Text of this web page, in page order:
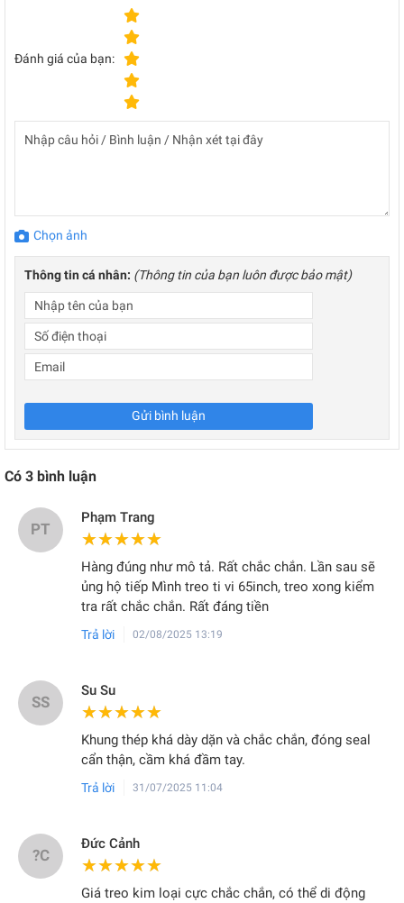
Đánh giá của bạn:
Chọn ảnh
Thông tin cá nhân: (Thông tin của bạn luôn được bảo mật)
Gửi bình luận
Có 3 bình luận
PT
Phạm Trang
★★★★★
★★★★★
Hàng đúng như mô tả. Rất chắc chắn. Lần sau sẽ
ủng hộ tiếp Mình treo ti vi 65inch, treo xong kiểm
tra rất chắc chắn. Rất đáng tiền
Trả lời 02/08/2025 13:19
SS
Su Su
★★★★★
★★★★★
Khung thép khá dày dặn và chắc chắn, đóng seal
cẩn thận, cầm khá đầm tay.
Trả lời 31/07/2025 11:04
?C
Đức Cảnh
★★★★★
★★★★★
Giá treo kim loại cực chắc chắn, có thể di động